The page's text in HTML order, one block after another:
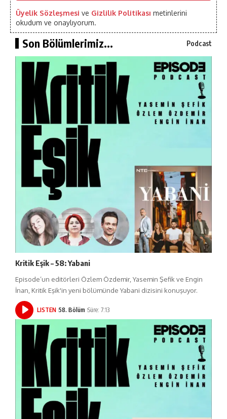
Üyelik Sözleşmesi ve Gizlilik Politikası metinlerini
okudum ve onaylıyorum.
Son Bölümlerimiz... Podcast
Kritik Eşik – 58: Yabani
Episode’un editörleri Özlem Özdemir, Yasemin Şefik ve Engin
İnan, Kritik Eşik'in yeni bölümünde Yabani dizisini konuşuyor.
LISTEN 58. Bölüm Süre: 7:13